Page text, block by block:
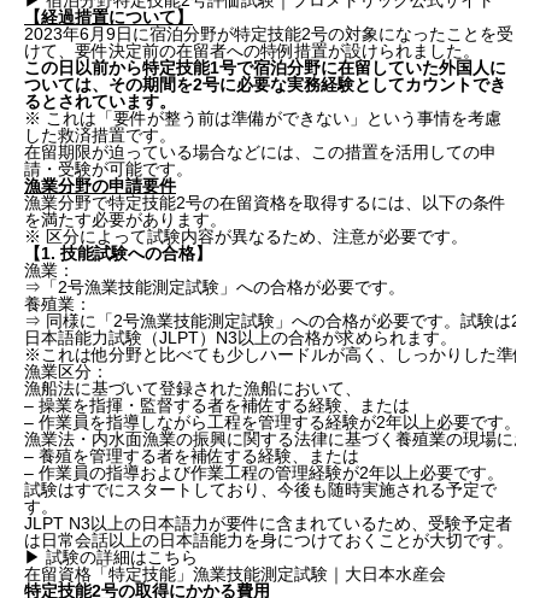
【経過措置について】
2023年6月9日に宿泊分野が特定技能2号の対象になったことを受
けて、要件決定前の在留者への特例措置が設けられました。
この日以前から特定技能1号で宿泊分野に在留していた外国人に
ついては、その期間を2号に必要な実務経験としてカウントでき
るとされています。
※ これは「要件が整う前は準備ができない」という事情を考慮
した救済措置です。
在留期限が迫っている場合などには、この措置を活用しての申
請・受験が可能です。
漁業分野の申請要件
漁業分野で特定技能2号の在留資格を取得するには、以下の条件
を満たす必要があります。
※ 区分によって試験内容が異なるため、注意が必要です。
【1. 技能試験への合格】
漁業：
⇒「2号漁業技能測定試験」への合格が必要です。
養殖業：
⇒ 同様に「2号漁業技能測定試験」への合格が必要です。試験は
日本語能力試験（JLPT）N3以上の合格が求められます。
※これは他分野と比べても少しハードルが高く、しっかりした準備
漁業区分：
漁船法に基づいて登録された漁船において、
– 操業を指揮・監督する者を補佐する経験、または
– 作業員を指導しながら工程を管理する経験が2年以上必要です。
漁業法・内水面漁業の振興に関する法律に基づく養殖業の現場にお
– 養殖を管理する者を補佐する経験、または
– 作業員の指導および作業工程の管理経験が2年以上必要です。
試験はすでにスタートしており、今後も随時実施される予定で
す。
JLPT N3以上の日本語力が要件に含まれているため、受験予定者
は日常会話以上の日本語能力を身につけておくことが大切です。
▶ 試験の詳細はこちら
在留資格「特定技能」漁業技能測定試験｜大日本水産会
特定技能2号の取得にかかる費用